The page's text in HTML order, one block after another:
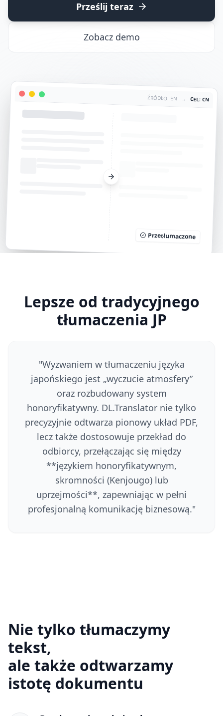
Prześlij teraz
Zobacz demo
ŹRÓDŁO: EN → CEL: CN
Przetłumaczone
Lepsze od tradycyjnego
tłumaczenia JP
"Wyzwaniem w tłumaczeniu języka
japońskiego jest „wyczucie atmosfery”
oraz rozbudowany system
honoryfikatywny. DL.Translator nie tylko
precyzyjnie odtwarza pionowy układ PDF,
lecz także dostosowuje przekład do
odbiorcy, przełączając się między
**językiem honoryfikatywnym,
skromności (Kenjougo) lub
uprzejmości**, zapewniając w pełni
profesjonalną komunikację biznesową."
Nie tylko tłumaczymy
tekst,
ale także odtwarzamy
istotę dokumentu